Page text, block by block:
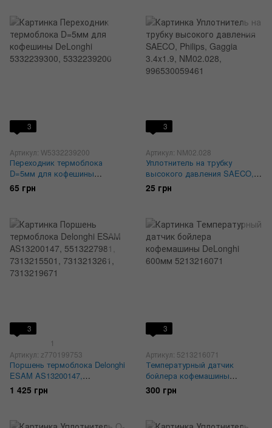
3
Артикул: W5332239200
Переходник термоблока
D=5мм для кофешины
DeLonghi 5332239300,
5332239200
65 грн
3
Артикул: NM02.028
Уплотнитель на трубку
высокого давления SAECO,
Philips, Gaggia 3.4x1.9,
NM02.028, 996530059461
25 грн
3
1
Артикул: z770199753
Поршень термоблока Delonghi
ESAM AS13200147,
5513227981, 7313215501,
7313213261, 7313219671
1 425 грн
3
Артикул: 5213216071
Температурный датчик
бойлера кофемашины
DeLonghi 600мм 5213216071
300 грн